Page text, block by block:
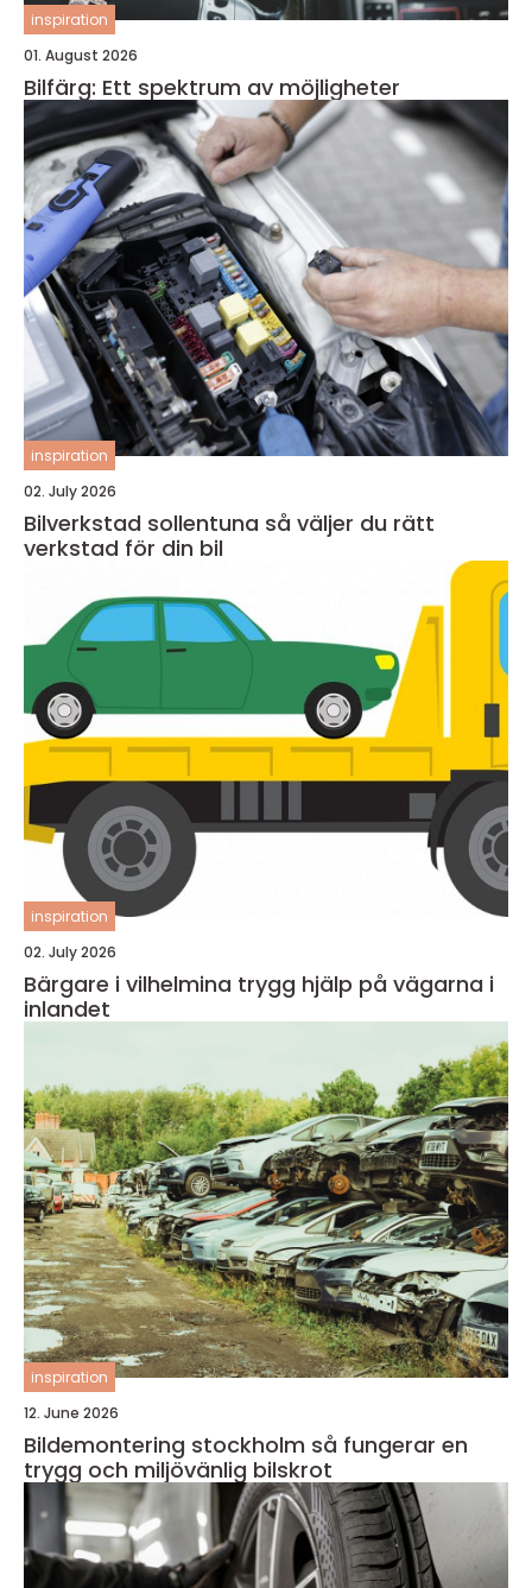
inspiration
01. August 2026
Bilfärg: Ett spektrum av möjligheter
inspiration
02. July 2026
Bilverkstad sollentuna så väljer du rätt
verkstad för din bil
inspiration
02. July 2026
Bärgare i vilhelmina trygg hjälp på vägarna i
inlandet
inspiration
12. June 2026
Bildemontering stockholm så fungerar en
trygg och miljövänlig bilskrot